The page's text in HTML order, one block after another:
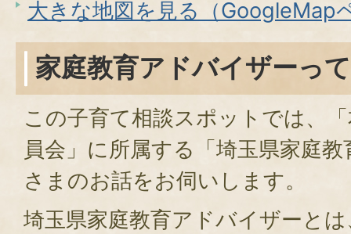
大きな地図を見る（GoogleMap
家庭教育アドバイザーっ
この子育て相談スポットでは、
員会」に所属する「埼玉県家庭
さまのお話をお伺いします。
埼玉県家庭教育アドバイザーと